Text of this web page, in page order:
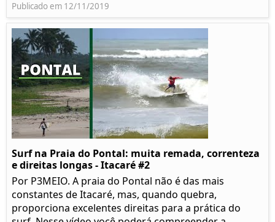
Publicado em 12/11/2019
Surf na Praia do Pontal: muita remada, correnteza
e direitas longas - Itacaré #2
Por P3MEIO. A praia do Pontal não é das mais
constantes de Itacaré, mas, quando quebra,
proporciona excelentes direitas para a prática do